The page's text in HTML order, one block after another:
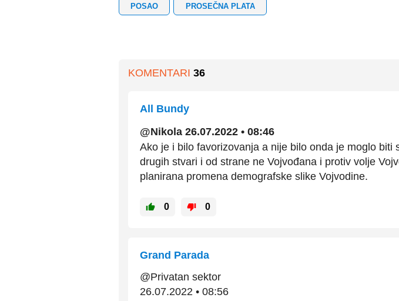
POSAO PROSEČNA PLATA
KOMENTARI 36
All Bundy
@Nikola 26.07.2022 • 08:46
Ako je i bilo favorizovanja a nije bilo onda je moglo biti
drugih stvari i od strane ne Vojvođana i protiv volje
planirana promena demografske slike Vojvodine.
0 0
Grand Parada
@Privatan sektor
26.07.2022 • 08:56